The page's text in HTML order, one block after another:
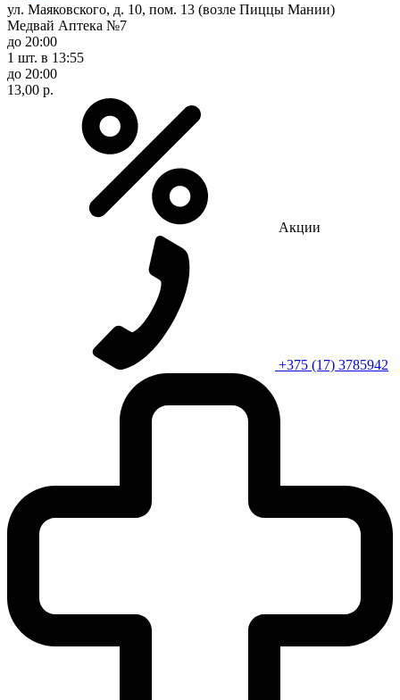
ул. Маяковского, д. 10, пом. 13 (возле Пиццы Мании)
Медвай Аптека №7
до 20:00
1 шт. в 13:55
до 20:00
13,00 р.
Акции
+375 (17) 3785942